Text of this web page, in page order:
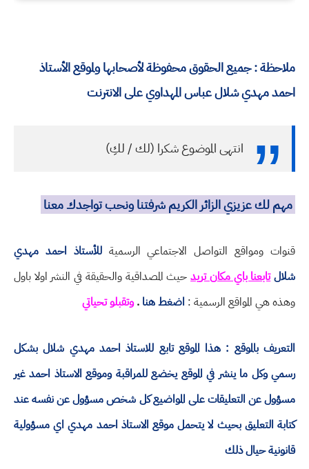
ملاحظة : جميع الحقوق محفوظة لأصحابها ولموقع الأستاذ
احمد مهدي شلال عباس المهداوي على الانترنت
انتهى الموضوع شكرا (لك / لكِ)
مهم لك عزيزي الزائر الكريم شرفتنا ونحب تواجدك معنا
قنوات ومواقع التواصل الاجتماعي الرسميةللأستاذ احمد مهدي
شلالتابعنا باي مكان تريدحيث المصداقية والحقيقة في النشر اولا باول
وهذه هي المواقع الرسمية : اضغط هنا .وتقبلو تحياتي
التعريف بالموقع : هذا الموقع تابع للاستاذ احمد مهدي شلال بشكل
رسمي وكل ما ينشر في الموقع يخضع للمراقبة وموقع الاستاذ احمد غير
مسؤول عن التعليقات على المواضيع كل شخص مسؤول عن نفسه عند
كتابة التعليق بحيث لا يتحمل موقع الاستاذ احمد مهدي اي مسؤولية
قانونية حيال ذلك